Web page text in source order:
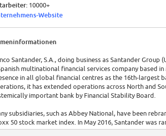
10000+
Website
Santander, S.A., doing business as Santander Group
multinational financial services company based
in all global financial centres as the 16th-
it has extended operations across North and
important bank by Financial Stability Board.
subsidiaries, such as Abbey National, have been
50 stock market index. In May 2016, Santander was
Santander is Spain's largest bank.[4]